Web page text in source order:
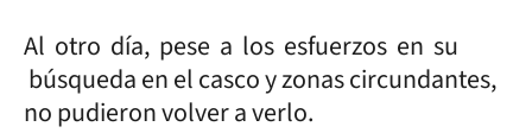
Al otro día, pese a los esfuerzos en su
búsqueda en el casco y zonas circundantes,
no pudieron volver a verlo.